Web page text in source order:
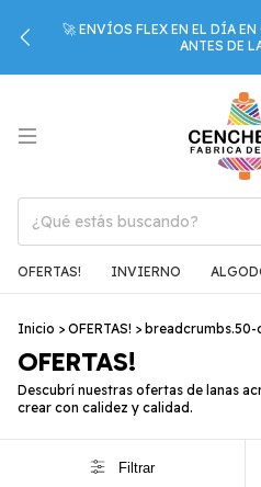
🚀 ENVÍOS FLEX EN EL DÍA
ANTES DE
OFERTAS! INVIERNO
Inicio > OFERTAS! >
OFERTAS!
Descubrí nuestras ofertas de lanas
crear con calidez y calidad.
Filtrar